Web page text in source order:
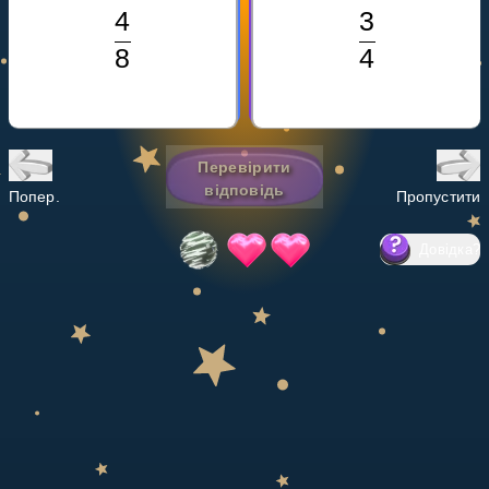
НАВЧАЛЬНИЙ ПЛАН
Select curriculum
Попер.
Перевірити
відповідь
Пропустити
?